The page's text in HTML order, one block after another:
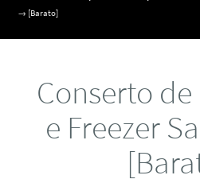
→ [Barato]
Conserto
e Freezer